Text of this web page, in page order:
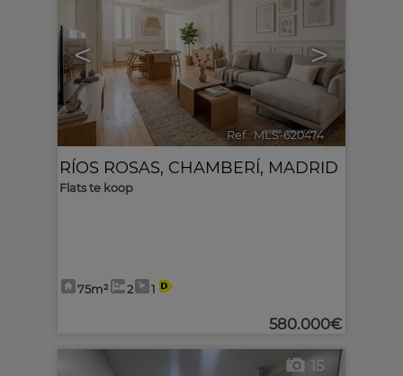
< >
Ref.. MLS-620474 🔗
RÍOS ROSAS, CHAMBERÍ, MADRID
Flats te koop
75m² 2 1
580.000€
15